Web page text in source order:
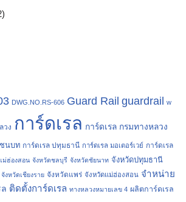
DWG.NO.RS-606 Guard Rail guardrail w
วง การ์ดเรล การ์ดเรล กรมทางหลวง
ชนบท การ์ดเรล ปทุมธานี การ์ดเรล มอเตอร์เวย์ การ์ดเรล
ม่ฮ่องสอน จังหวัดชลบุรี จังหวัดชัยนาท จังหวัดปทุมธานี
จังหวัดเชียงราย จังหวัดแพร่ จังหวัดแม่ฮ่องสอน จำหน่าย
ติดตั้งการ์ดเรล ทางหลวงหมายเลข 4 ผลิตการ์ดเรล